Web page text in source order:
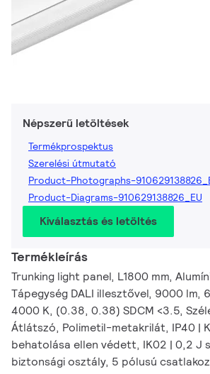
Népszerű letöltések
Termékprospektus
Szerelési útmutató
Product-Photographs-
Product-Diagrams-910629138826_EU
Kiválasztás és letöltés
Termékleírás
Trunking light panel, L1800 mm,
Tápegység DALI illesztővel, 9000 lm,
4000 K, (0.38, 0.38) SDCM <3.5,
Átlátszó, Polimetil-metakrilát, IP40 |
behatolása ellen védett, IK02 | 0,2 J
biztonsági osztály, 5 pólusú